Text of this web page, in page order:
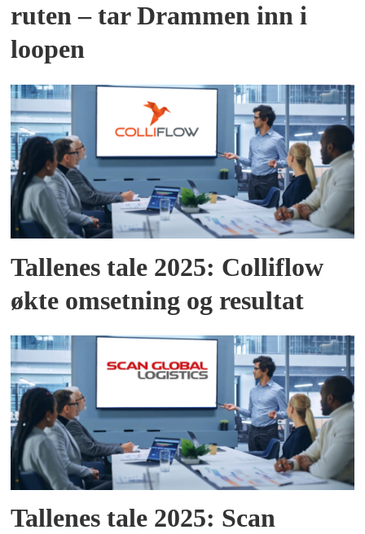
ruten – tar Drammen inn i
loopen
Tallenes tale 2025: Colliflow
økte omsetning og resultat
Tallenes tale 2025: Scan